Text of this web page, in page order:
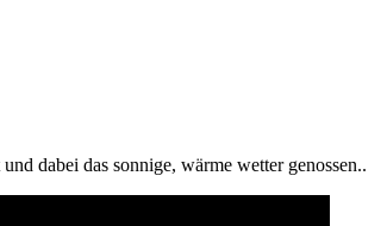
dabei das sonnige, wärme wetter genossen..